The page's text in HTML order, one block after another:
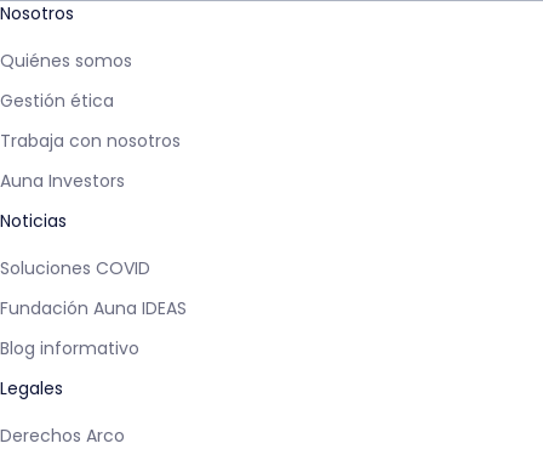
Nosotros
Quiénes somos
Gestión ética
Trabaja con nosotros
Auna Investors
Noticias
Soluciones COVID
Fundación Auna IDEAS
Blog informativo
Legales
Derechos Arco